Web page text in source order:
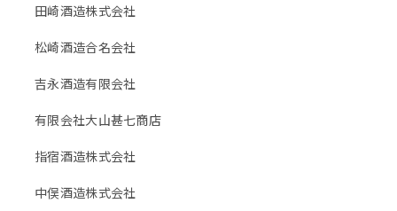
田崎酒造株式会社
松崎酒造合名会社
吉永酒造有限会社
有限会社大山甚七商店
指宿酒造株式会社
中俣酒造株式会社